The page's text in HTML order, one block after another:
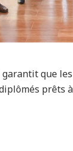
garantit que
prêts